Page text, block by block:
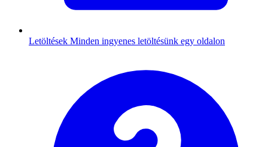
Letöltések Minden ingyenes letöltésünk egy oldalon